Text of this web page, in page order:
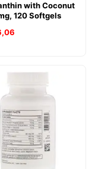
with Coconut
120 Softgels